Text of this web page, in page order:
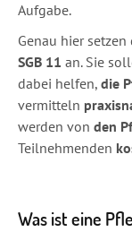
Aufgabe.
Genau hier setzen
SGB 11 an. Sie
dabei helfen, die
vermitteln
werden von den
Teilnehmenden
Was ist eine